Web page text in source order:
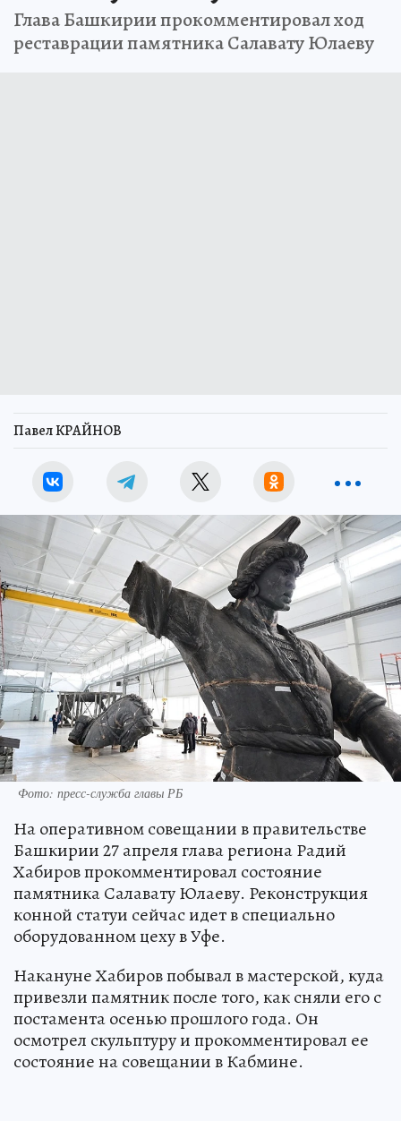
Глава Башкирии прокомментировал ход
реставрации памятника Салавату Юлаеву
Павел КРАЙНОВ
Фото: пресс-служба главы РБ
На оперативном совещании в правительстве
Башкирии 27 апреля глава региона Радий
Хабиров прокомментировал состояние
памятника Салавату Юлаеву. Реконструкция
конной статуи сейчас идет в специально
оборудованном цеху в Уфе.
Накануне Хабиров побывал в мастерской, куда
привезли памятник после того, как сняли его с
постамента осенью прошлого года. Он
осмотрел скульптуру и прокомментировал ее
состояние на совещании в Кабмине.